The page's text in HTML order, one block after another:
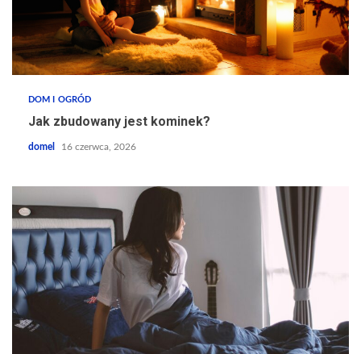
DOM I OGRÓD
Jak zbudowany jest kominek?
domel 16 czerwca, 2026